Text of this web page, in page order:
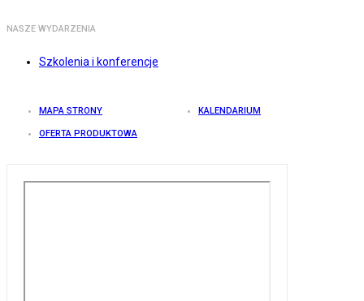
NASZE WYDARZENIA
Szkolenia i konferencje
MAPA STRONY KALENDARIUM
OFERTA PRODUKTOWA